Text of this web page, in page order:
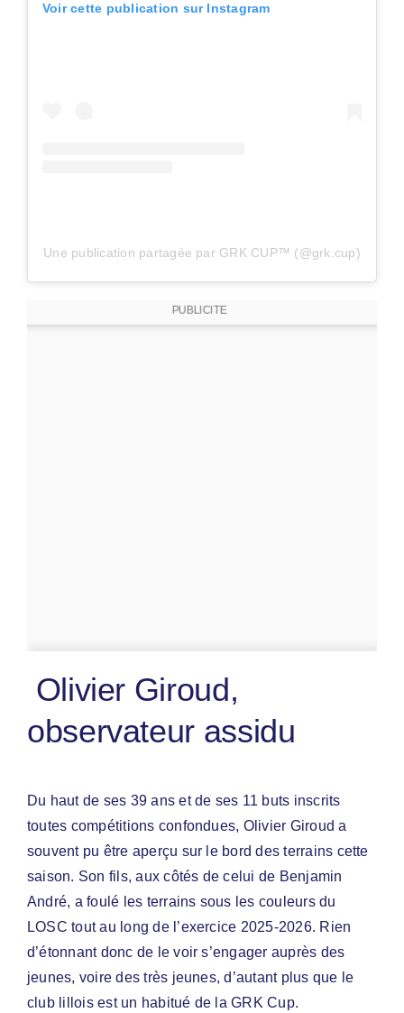
Voir cette publication sur Instagram
Une publication partagée par GRK CUP™ (@grk.cup)
PUBLICITE
Olivier Giroud,
observateur assidu
Du haut de ses 39 ans et de ses 11 buts inscrits
toutes compétitions confondues, Olivier Giroud a
souvent pu être aperçu sur le bord des terrains cette
saison. Son fils, aux côtés de celui de Benjamin
André, a foulé les terrains sous les couleurs du
LOSC tout au long de l’exercice 2025-2026. Rien
d’étonnant donc de le voir s’engager auprès des
jeunes, voire des très jeunes, d’autant plus que le
club lillois est un habitué de la GRK Cup.